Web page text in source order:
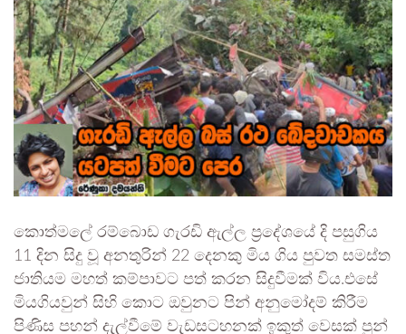
කොත්මලේ රම්බොඩ ගැරඩි ඇල්ල ප්‍රදේශයේ දි පසුගිය
11 දින සිදු වූ අනතුරින් 22 දෙනකු මිය ගිය පුවත සමස්ත
ජාතියම මහත් කම්පාවට පත් කරන සිදුවීමක් විය.එසේ
මියගියවුන් සිහි කොට ඔවුනට පින් අනුමෝදම් කිරීම
පිණිස පහන් දැල්වීමේ වැඩසටහනක් ඉකුත් වෙසක් පුන්